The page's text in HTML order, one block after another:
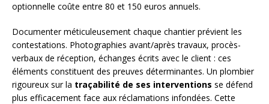
optionnelle coûte entre 80 et 150 euros annuels.
Documenter méticuleusement chaque chantier prévient les
contestations. Photographies avant/après travaux, procès-
verbaux de réception, échanges écrits avec le client : ces
éléments constituent des preuves déterminantes. Un plombier
rigoureux sur la traçabilité de ses interventions se défend
plus efficacement face aux réclamations infondées. Cette